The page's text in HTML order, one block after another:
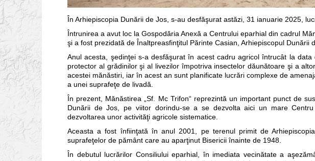
În Arhiepiscopia Dunării de Jos, s-au desfăşurat astăzi, 31 ianuarie 2025,
Întrunirea a avut loc la Gospodăria Anexă a Centrului eparhial din cadrul
şi a fost prezidată de Înaltpreasfinţitul Părinte Casian, Arhiepiscopul Dunării
Anul acesta, şedinţei s-a desfăşurat în acest cadru agricol întrucât la
protector al grădinilor şi al livezilor împotriva insectelor dăunătoare şi a
acestei mănăstiri, iar în acest an sunt planificate lucrări complexe de
a unei suprafeţe de livadă.
În prezent, Mănăstirea „Sf. Mc Trifon“ reprezintă un important punct de
Dunării de Jos, pe viitor dorindu-se a se dezvolta aici un mare
dezvoltarea unor activităţi agricole sistematice.
Aceasta a fost înfiinţată în anul 2001, pe terenul primit de
suprafeţelor de pământ care au aparţinut Bisericii înainte de 1948.
În debutul lucrărilor Consiliului eparhial, în imediata vecinătate a